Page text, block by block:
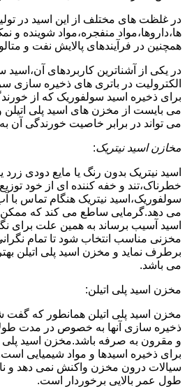
در غلظت های مختلف از این اسید در
ها،داروها،مواد منفجره،مواد شوینده و
همچنین در فرآیندهای پالایش نفت و
در یکی از آشناترین کاربردهای آن،اسید
الکترولیت در باتری های ذخیره
برای ذخیره اسید سولفوریک که از
می بایست از مخزن های اسید پلی اتیلن
می تواند در برابر خاصیت خورندگی آن
مخازن اسید نیتریک:
اسید نیتریک بدون رنگ یا مایع دودی
خطرناک،تند و خفه کننده ای از خود
سولفوریک،اسید نیتریک هنگام تماس با
می دهد.گرمایی ساطع می کند که
اسید آسیب برساند به همین علت برای
مخزنی مناسب انتخاب شود تا تمام
برطرف نماید و مخزن اسید پلی اتیلن
می باشد.
مخزن اسید پلی اتیلن:
مخزن اسید پلی اتیلن همانطور که گفت
ذخیره سازی آنها به خصوص در مدت
و مقرون به صرفه باشد.مخزن اسید پلی
برای ذخیره اسیدها و مواد شیمیایی
سیالات درون مخزن واکنش نمی دهد و
طول عمر بالایی برخوردار است.